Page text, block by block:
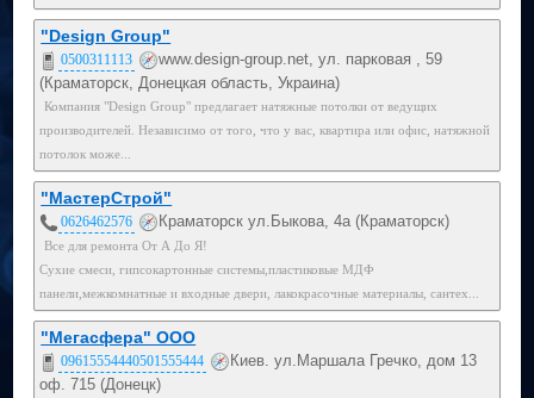
"Design Group"
0500311113
www.design-group.net, ул. парковая , 59
(Краматорск, Донецкая область, Украина)
Компания "Design Group" предлагает натяжные потолки от ведущих
производителей. Независимо от того, что у вас, квартира или офис, натяжной
потолок може...
"МастерСтрой"
0626462576 Краматорск ул.Быкова, 4а (Краматорск)
Все для ремонта От А До Я!
Сухие смеси, гипсокартонные системы,пластиковые МДФ
панели,межкомнатные и входные двери, лакокрасочные материалы, сантех...
"Мегасфера" ООО
09615554440501555444
Киев. ул.Маршала Гречко, дом 13
оф. 715 (Донецк)